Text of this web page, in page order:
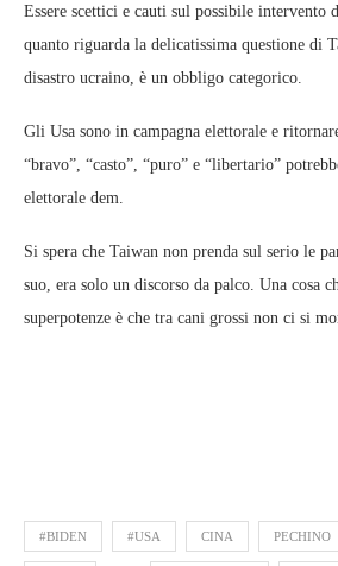
Essere scettici e cauti sul possibile intervento
quanto riguarda la delicatissima questione di
disastro ucraino, è un obbligo categorico.
Gli Usa sono in campagna elettorale e
“bravo”, “casto”, “puro” e “libertario”
elettorale dem.
Si spera che Taiwan non prenda sul serio le
suo, era solo un discorso da palco. Una cosa
superpotenze è che tra cani grossi non ci si
#BIDEN #USA CINA PECHINO